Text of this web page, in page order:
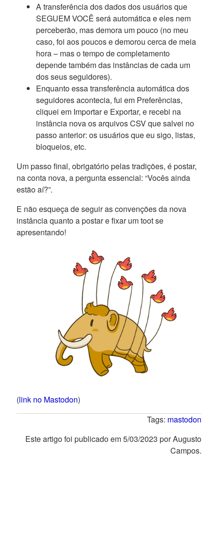
A transferência dos dados dos usuários que
SEGUEM VOCÊ será automática e eles nem
perceberão, mas demora um pouco (no meu
caso, foi aos poucos e demorou cerca de meia
hora – mas o tempo de completamento
depende também das instâncias de cada um
dos seus seguidores).
Enquanto essa transferência automática dos
seguidores acontecia, fui em Preferências,
cliquei em Importar e Exportar, e recebi na
instância nova os arquivos CSV que salvei no
passo anterior: os usuários que eu sigo, listas,
bloqueios, etc.
Um passo final, obrigatório pelas tradições, é postar,
na conta nova, a pergunta essencial: “Vocês ainda
estão aí?”.
E não esqueça de seguir as convenções da nova
instância quanto a postar e fixar um toot se
apresentando!
(link no Mastodon)
Tags: mastodon
Este artigo foi publicado em 5/03/2023 por Augusto
Campos.